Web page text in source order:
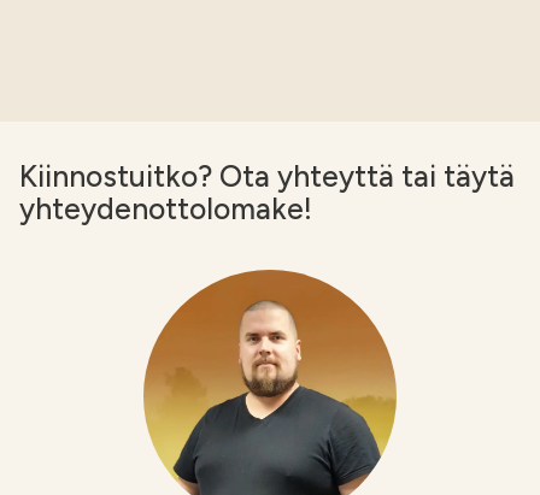
Kiinnostuitko? Ota yhteyttä tai täytä
yhteydenottolomake!